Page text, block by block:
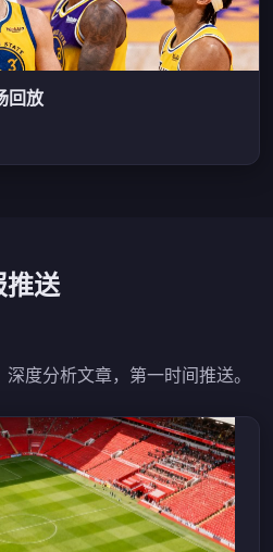
回放
推送
度分析文章，第一时间推送。